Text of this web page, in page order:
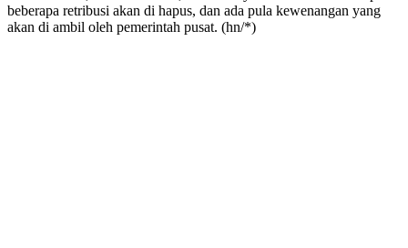
beberapa retribusi akan di hapus, dan ada pula kewenangan yang
akan di ambil oleh pemerintah pusat. (hn/*)